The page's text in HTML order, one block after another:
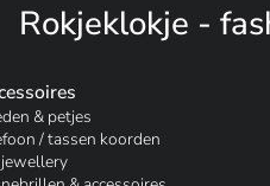
Rokjeklokje -
& petjes
/ tassen koorden